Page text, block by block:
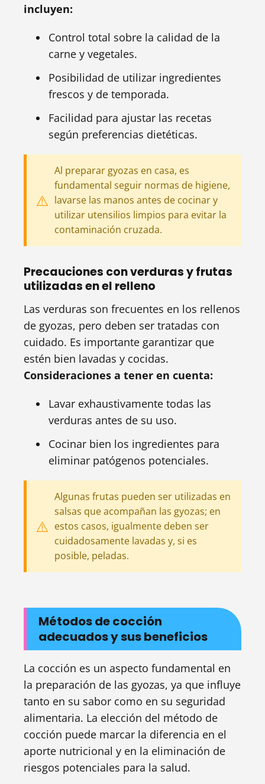
incluyen:
Control total sobre la calidad de la
carne y vegetales.
Posibilidad de utilizar ingredientes
frescos y de temporada.
Facilidad para ajustar las recetas
según preferencias dietéticas.
Al preparar gyozas en casa, es
fundamental seguir normas de higiene,
lavarse las manos antes de cocinar y
utilizar utensilios limpios para evitar la
contaminación cruzada.
Precauciones con verduras y frutas
utilizadas en el relleno
Las verduras son frecuentes en los rellenos
de gyozas, pero deben ser tratadas con
cuidado. Es importante garantizar que
estén bien lavadas y cocidas.
Consideraciones a tener en cuenta:
Lavar exhaustivamente todas las
verduras antes de su uso.
Cocinar bien los ingredientes para
eliminar patógenos potenciales.
Algunas frutas pueden ser utilizadas en
salsas que acompañan las gyozas; en
estos casos, igualmente deben ser
cuidadosamente lavadas y, si es
posible, peladas.
Métodos de cocción
adecuados y sus beneficios
La cocción es un aspecto fundamental en
la preparación de las gyozas, ya que influye
tanto en su sabor como en su seguridad
alimentaria. La elección del método de
cocción puede marcar la diferencia en el
aporte nutricional y en la eliminación de
riesgos potenciales para la salud.